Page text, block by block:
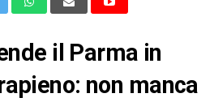
il Parma in
non manca